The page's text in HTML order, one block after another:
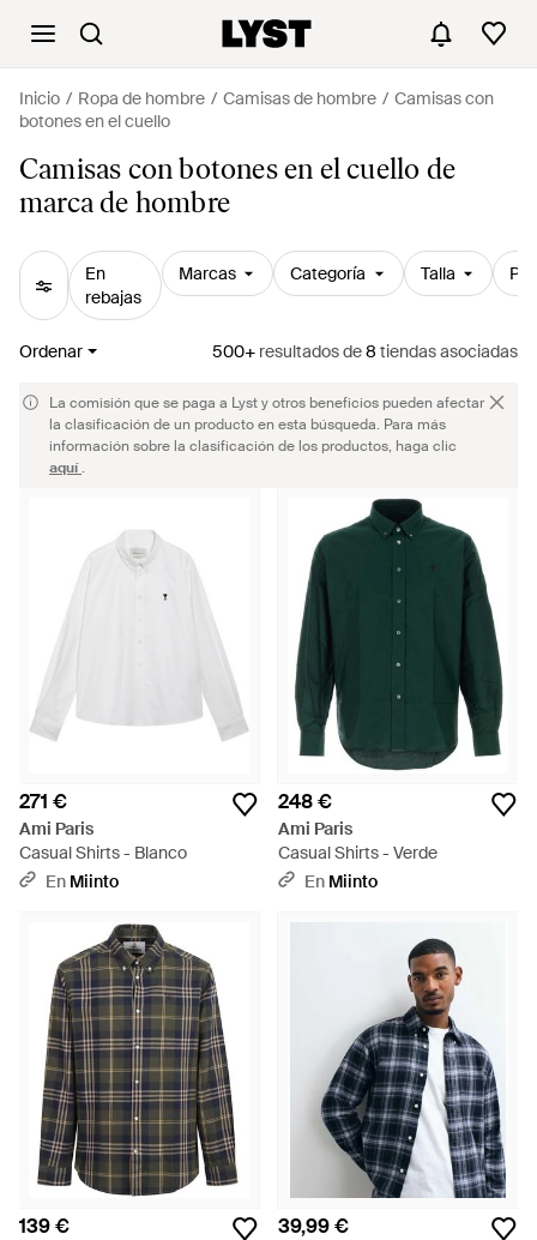
Inicio Ropa de hombre Camisas de hombre
Camisas con
botones en el cuello
Camisas con botones en el cuello de
marca de hombre
En
rebajas
Marcas Categoría Talla
Ordenar 500+ resultadosde8 tiendas asociadas
La comisión que se paga a Lyst y otros beneficios pueden afectar
la clasificación de un producto en esta búsqueda. Para más
información sobre la clasificación de los productos, haga clic
aquí.
271 €
Ami Paris
Casual Shirts - Blanco
En Miinto
248 €
Ami Paris
Casual Shirts - Verde
En Miinto
139 € 39,99 €